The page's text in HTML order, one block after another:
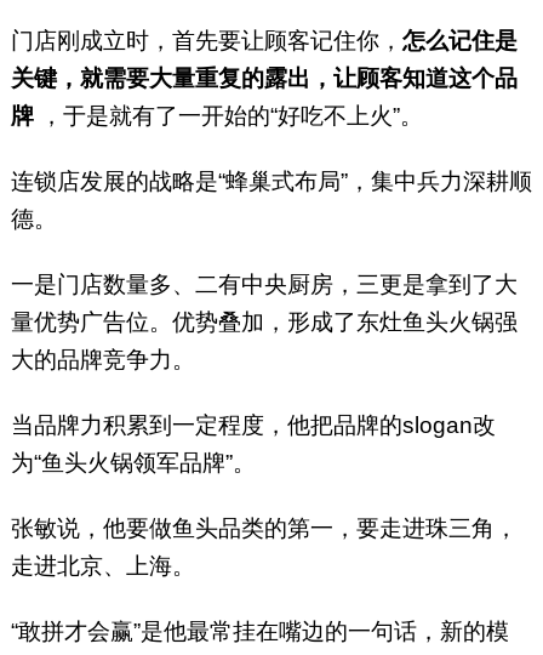
门店刚成立时，首先要让顾客记住你， 怎么记住是
关键，就需要大量重复的露出，让顾客知道这个品
牌
，于是就有了一开始的“好吃不上火”。
连锁店发展的战略是“蜂巢式布局”，集中兵力深耕顺
德。
一是门店数量多、二有中央厨房，三更是拿到了大
量优势广告位。优势叠加，形成了东灶鱼头火锅强
大的品牌竞争力。
当品牌力积累到一定程度，他把品牌的slogan改
为“鱼头火锅领军品牌”。
张敏说，他要做鱼头品类的第一，要走进珠三角，
走进北京、上海。
“敢拼才会赢”是他最常挂在嘴边的一句话，新的模